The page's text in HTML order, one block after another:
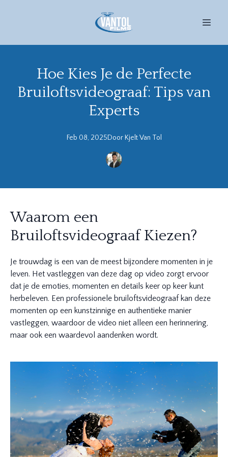
Hoe Kies Je de Perfecte
Bruiloftsvideograaf: Tips van
Experts
Feb 08, 2025Door Kjelt Van Tol
Waarom een
Bruiloftsvideograaf Kiezen?
Je trouwdag is een van de meest bijzondere momenten in je
leven. Het vastleggen van deze dag op video zorgt ervoor
dat je de emoties, momenten en details keer op keer kunt
herbeleven. Een professionele bruiloftsvideograaf kan deze
momenten op een kunstzinnige en authentieke manier
vastleggen, waardoor de video niet alleen een herinnering,
maar ook een waardevol aandenken wordt.